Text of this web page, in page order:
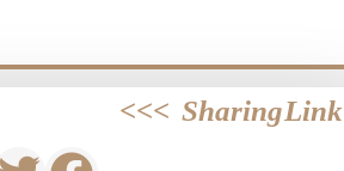
Sharing Link
>>>